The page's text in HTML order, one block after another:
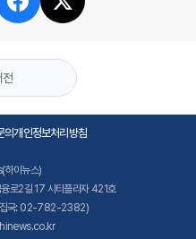
전
의개인정보처리방침
하이뉴스)
로2길 17 시티플라자 421호
국: 02-782-2382)